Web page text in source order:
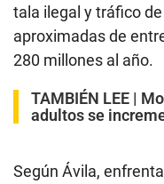
tala ilegal y tráfico
aproximadas de
280 millones al año.
TAMBIÉN LEE |
adultos se
Según Ávila,